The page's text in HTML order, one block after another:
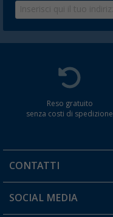
Reso gratuito
senza costi di spedizione
CONTATTI
Orari di apertura del servizio:
SOCIAL MEDIA